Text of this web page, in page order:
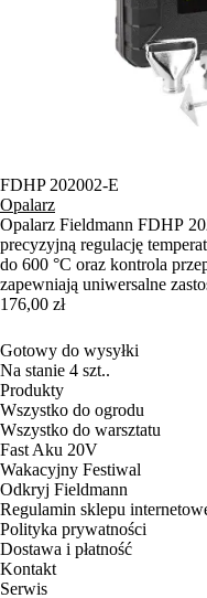
FDHP 202002-E
Opalarz
Opalarz Fieldmann FDHP
precyzyjną regulację
do 600 °C oraz kontrola
zapewniają uniwersalne
zapewniają maksymalny
176,00 zł
Gotowy do wysyłki
Na stanie 4 szt..
Produkty
Wszystko do ogrodu
Wszystko do warsztatu
Fast Aku 20V
Wakacyjny Festiwal
Odkryj Fieldmann
Regulamin sklepu
Polityka prywatności
Dostawa i płatność
Kontakt
Serwis